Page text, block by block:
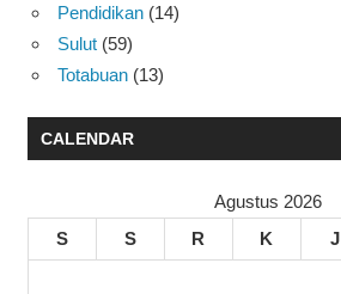
Pendidikan (14)
Sulut (59)
Totabuan (13)
CALENDAR
Agustus 2026
S
S R K J